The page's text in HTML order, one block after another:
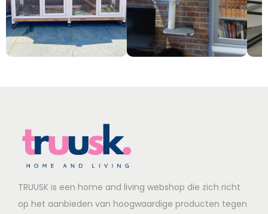
TRUUSK is een home and living webshop die zich richt
op het aanbieden van hoogwaardige producten tegen